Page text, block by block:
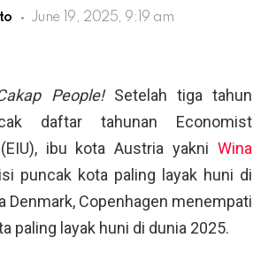
June 19, 2025, 9:19 am
People!Setelah tiga tahun
daftar tahunan Economist
ibu kota Austria yakni Wina
puncak kota paling layak huni di
Denmark, Copenhagen menempati
paling layak huni di dunia 2025.